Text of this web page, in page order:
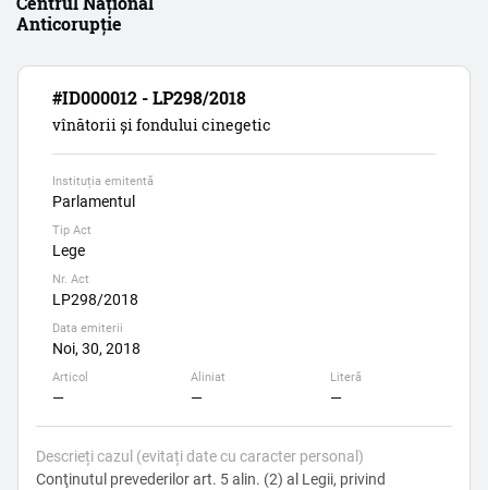
Anticorupție
#ID000012 - LP298/2018
vînătorii și fondului cinegetic
Instituția emitentă
Parlamentul
Tip Act
Lege
Nr. Act
LP298/2018
Data emiterii
Noi, 30, 2018
Articol
—
Aliniat
—
Literă
—
Descrieți cazul (evitați date cu caracter personal)
Conţinutul prevederilor art. 5 alin. (2) al Legii, privind